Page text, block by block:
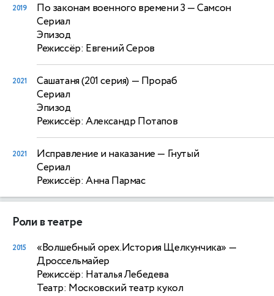
2019 По законам военного времени 3— Самсон
Сериал
Эпизод
Режиссёр: Евгений Серов
2021 Сашатаня (201 серия) — Прораб
Сериал
Эпизод
Режиссёр: Александр Потапов
2021 Исправление и наказание— Гнутый
Сериал
Режиссёр: Анна Пармас
Роли в театре
2015 «Волшебный орех.История Щелкунчика» —
Дроссельмайер
Режиссёр: Наталья Лебедева
Театр: Московский театр кукол